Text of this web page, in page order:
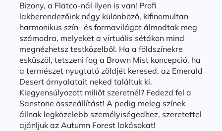
Bizony, a Flatco-nál ilyen is van! Profi
lakberendezőink négy különböző, kifinomultan
harmonikus szín- és formavilágot álmodtak meg
számodra, melyeket a virtuális sétákon mind
megnézhetsz testközelből. Ha a földszínekre
esküszöl, tetszeni fog a Brown Mist koncepció, ha
a természet nyugtató zöldjét keresed, az Emerald
Desert árnyalatait neked találtuk ki.
Kiegyensúlyozott miliőt szeretnél? Fedezd fel a
Sanstone összeállítást! A pedig meleg színek
állnak legközelebb személyiségedhez, szeretettel
ajánljuk az Autumn Forest lakásokat!